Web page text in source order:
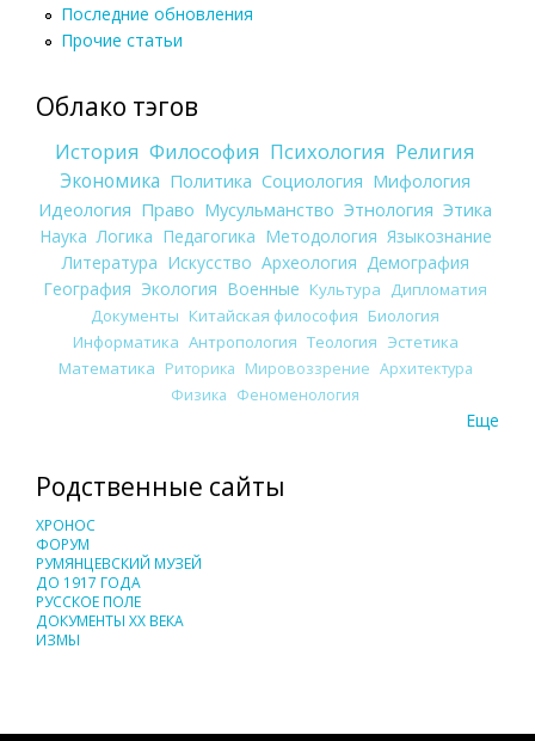
Последние обновления
Прочие статьи
Облако тэгов
История Философия Психология Религия
Экономика Политика Социология Мифология
Идеология Право Мусульманство Этнология Этика
Наука Логика Педагогика Методология Языкознание
Литература Искусство Археология Демография
География Экология Военные Культура
Дипломатия
Документы Китайская философия Биология
Информатика Антропология Теология Эстетика
Математика Риторика Мировоззрение Архитектура
Физика Феноменология
Еще
Родственные сайты
ХРОНОС
ФОРУМ
РУМЯНЦЕВСКИЙ МУЗЕЙ
ДО 1917 ГОДА
РУССКОЕ ПОЛЕ
ДОКУМЕНТЫ XX ВЕКА
ИЗМЫ